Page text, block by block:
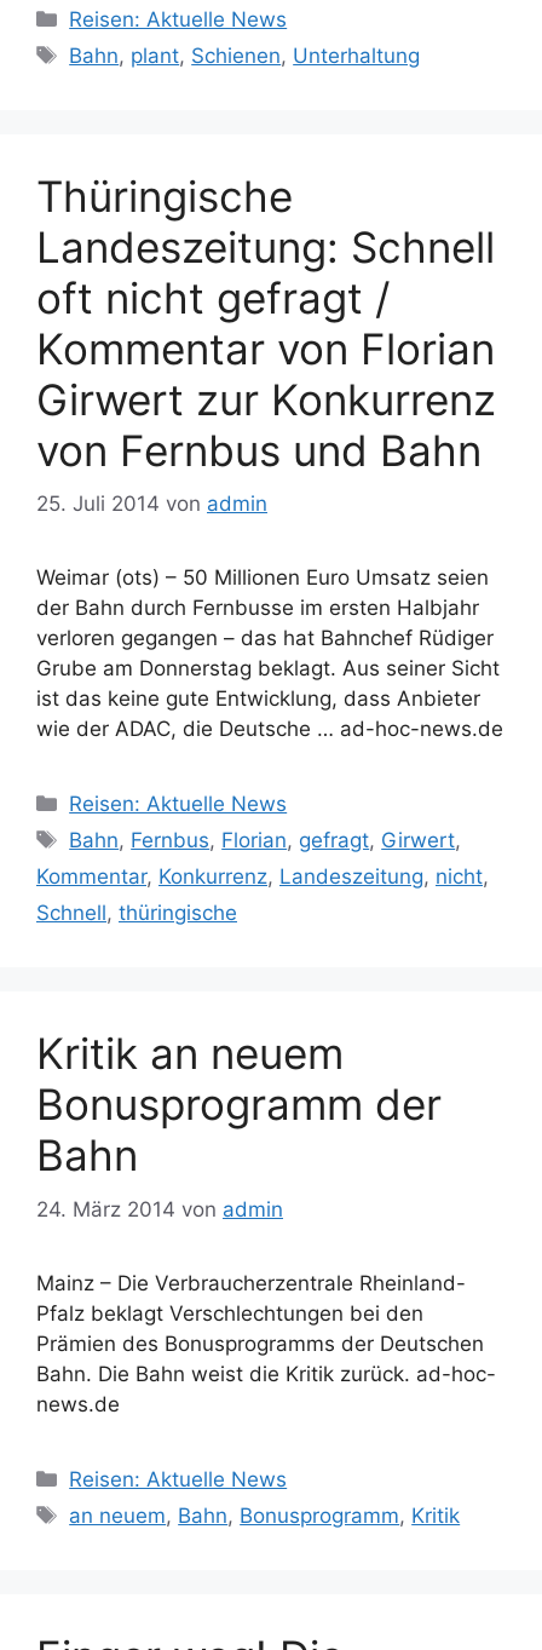
Kategorien
Reisen: Aktuelle News
Schlagwörter
Bahn, plant, Schienen, Unterhaltung
Thüringische
Landeszeitung: Schnell
oft nicht gefragt /
Kommentar von Florian
Girwert zur Konkurrenz
von Fernbus und Bahn
25. Juli 2014 von admin
Weimar (ots) – 50 Millionen Euro Umsatz seien
der Bahn durch Fernbusse im ersten Halbjahr
verloren gegangen – das hat Bahnchef Rüdiger
Grube am Donnerstag beklagt. Aus seiner Sicht
ist das keine gute Entwicklung, dass Anbieter
wie der ADAC, die Deutsche … ad-hoc-news.de
Kategorien
Reisen: Aktuelle News
Schlagwörter
Bahn, Fernbus, Florian, gefragt, Girwert,
Kommentar, Konkurrenz, Landeszeitung, nicht,
Schnell, thüringische
Kritik an neuem
Bonusprogramm der
Bahn
24. März 2014 von admin
Mainz – Die Verbraucherzentrale Rheinland-
Pfalz beklagt Verschlechtungen bei den
Prämien des Bonusprogramms der Deutschen
Bahn. Die Bahn weist die Kritik zurück. ad-hoc-
news.de
Kategorien
Reisen: Aktuelle News
Schlagwörter
an neuem, Bahn, Bonusprogramm, Kritik